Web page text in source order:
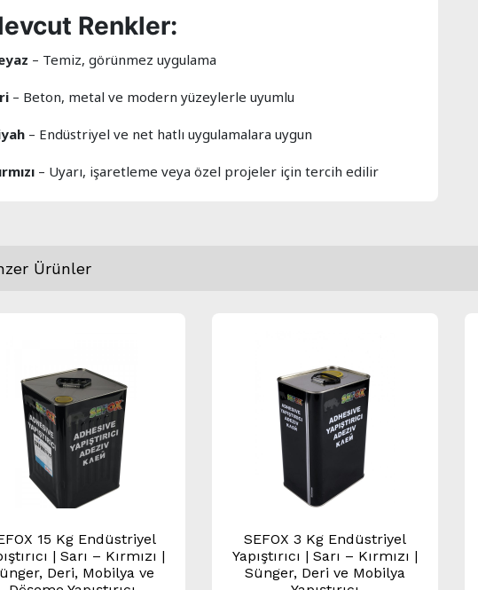
Renkler:
– Temiz, görünmez uygulama
– Beton, metal ve modern yüzeylerle uyumlu
– Endüstriyel ve net hatlı uygulamalara uygun
– Uyarı, işaretleme veya özel projeler için tercih edilir
Ürünler
15 Kg Endüstriyel
| Sarı – Kırmızı |
Deri, Mobilya ve
SEFOX 3 Kg Endüstriyel
Yapıştırıcı | Sarı – Kırmızı |
Sünger, Deri ve Mobilya